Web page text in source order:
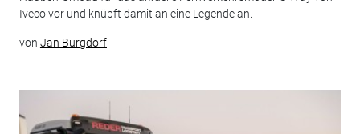
Iveco vor und knüpft damit an eine Legende an.
von Jan Burgdorf